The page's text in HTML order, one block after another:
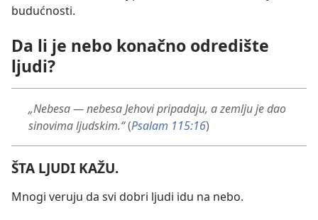
budućnosti.
Da li je nebo konačno odredište
ljudi?
„Nebesa — nebesa Jehovi pripadaju, a zemlju je dao
sinovima ljudskim.“(Psalam 115:16)
ŠTA LJUDI KAŽU.
Mnogi veruju da svi dobri ljudi idu na nebo.